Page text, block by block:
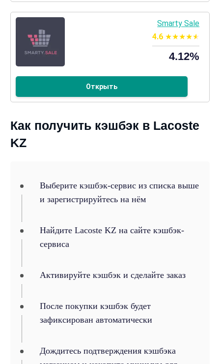
Smarty Sale
4.6
4.12%
Открыть
Как получить кэшбэк в Lacoste
KZ
Выберите кэшбэк-сервис из списка выше
и зарегистрируйтесь на нём
Найдите Lacoste KZ на сайте кэшбэк-
сервиса
Активируйте кэшбэк и сделайте заказ
После покупки кэшбэк будет
зафиксирован автоматически
Дождитесь подтверждения кэшбэка